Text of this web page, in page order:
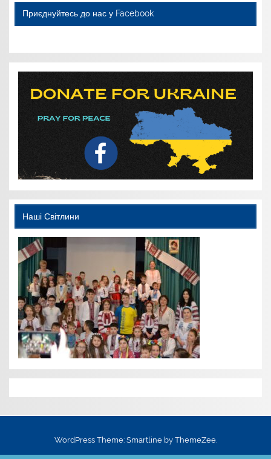
Приєднуйтесь до нас у Facebook
Наші Світлини
WordPress Theme: Smartline by ThemeZee.